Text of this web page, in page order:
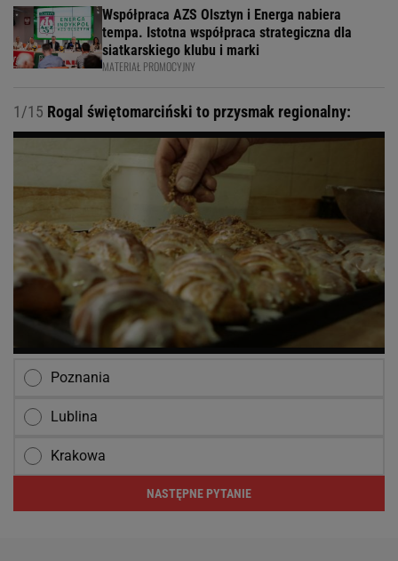
Współpraca AZS Olsztyn i Energa nabiera
tempa. Istotna współpraca strategiczna dla
siatkarskiego klubu i marki
MATERIAŁ PROMOCYJNY
1/15 Rogal świętomarciński to przysmak regionalny:
Poznania
Lublina
Krakowa
NASTĘPNE PYTANIE